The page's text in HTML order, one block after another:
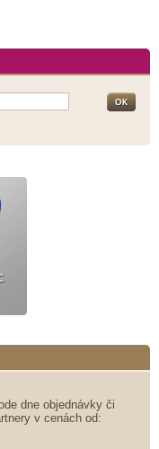
dne objednávky či
v cenách od: